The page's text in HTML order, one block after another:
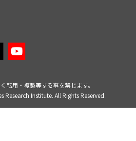
転用・複製等する事を禁じます。
Research Institute. All Rights Reserved.